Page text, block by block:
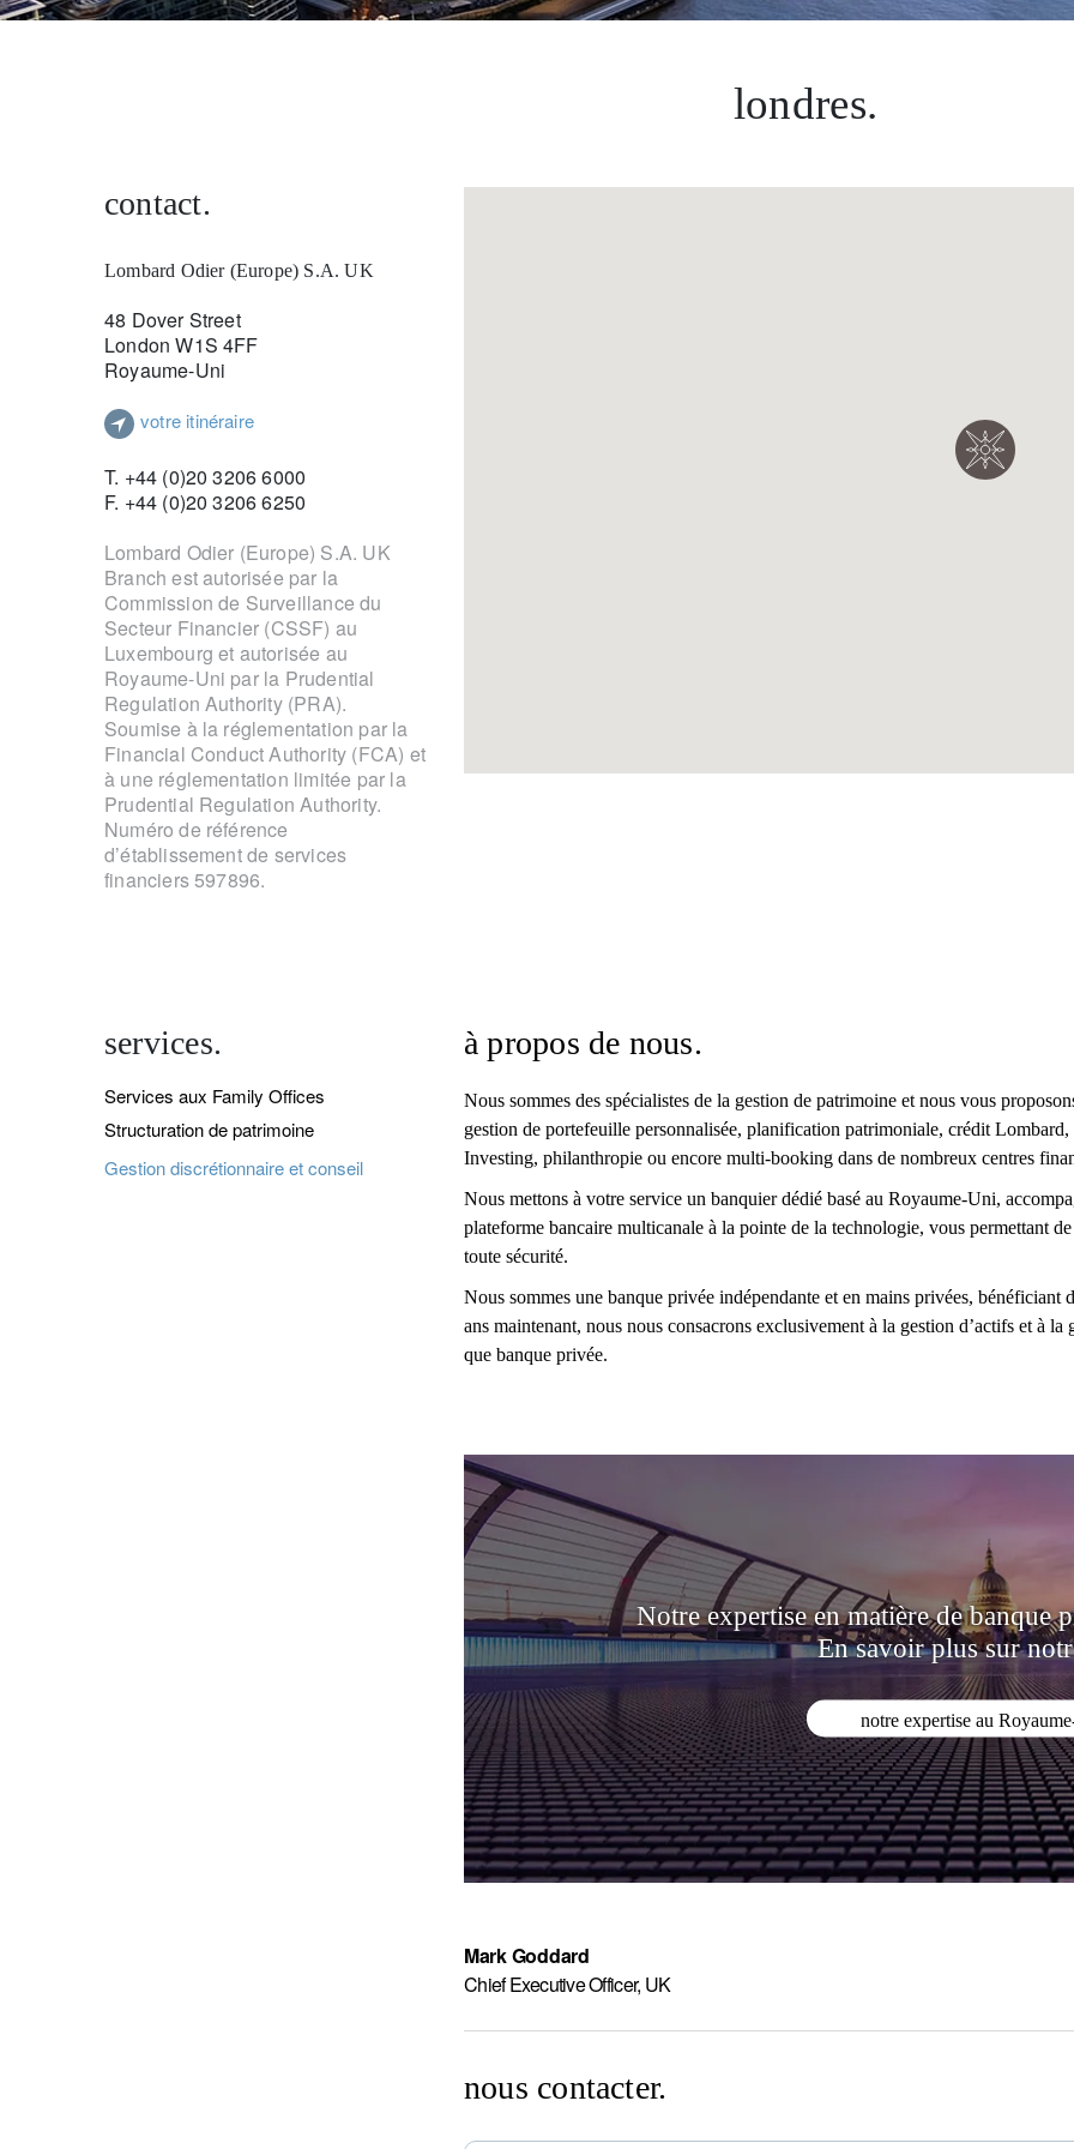
londres.
contact.
Lombard Odier (Europe) S.A. UK
48 Dover Street
London W1S 4FF
Royaume-Uni
votre itinéraire
T. +44 (0)20 3206 6000
F. +44 (0)20 3206 6250
Lombard Odier (Europe) S.A. UK
Branch est autorisée par la
Commission de Surveillance du
Secteur Financier (CSSF) au
Luxembourg et autorisée au
Royaume-Uni par la Prudential
Regulation Authority (PRA).
Soumise à la réglementation par la
Financial Conduct Authority (FCA) et
à une réglementation limitée par la
Prudential Regulation Authority.
Numéro de référence
d’établissement de services
financiers 597896.
services.
Services aux Family Offices
Structuration de patrimoine
Gestion discrétionnaire et conseil
à propos de nous.
Nous sommes des spécialistes de la gestion de patrimoine et nous vous
gestion de portefeuille personnalisée, planification patrimoniale, crédit
Investing, philanthropie ou encore multi-booking dans de nombreux centres
Nous mettons à votre service un banquier dédié basé au Royaume-Uni,
plateforme bancaire multicanale à la pointe de la technologie, vous permettant
toute sécurité.
Nous sommes une banque privée indépendante et en mains privées, bénéficiant
ans maintenant, nous nous consacrons exclusivement à la gestion d’actifs et à
que banque privée.
Notre expertise en matière de banque
En savoir plus sur
notre expertise au
Mark Goddard
Chief Executive Officer, UK
nous contacter.